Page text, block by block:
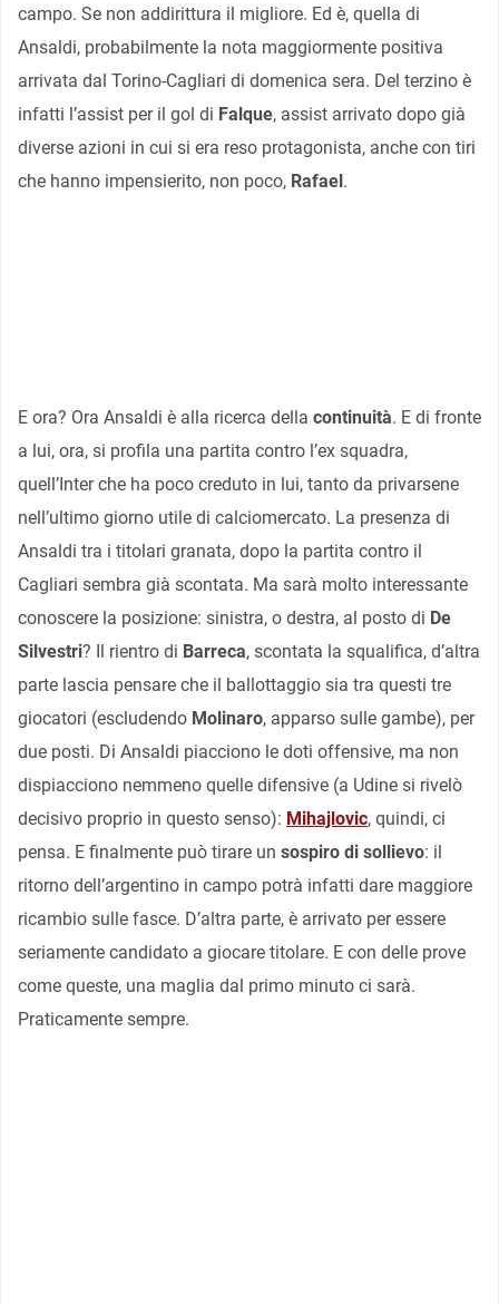
campo. Se non addirittura il migliore. Ed è, quella di
Ansaldi, probabilmente la nota maggiormente positiva
arrivata dal Torino-Cagliari di domenica sera. Del terzino è
infatti l’assist per il gol di Falque, assist arrivato dopo già
diverse azioni in cui si era reso protagonista, anche con tiri
che hanno impensierito, non poco, Rafael.
E ora? Ora Ansaldi è alla ricerca della continuità. E di fronte
a lui, ora, si profila una partita contro l’ex squadra,
quell’Inter che ha poco creduto in lui, tanto da privarsene
nell’ultimo giorno utile di calciomercato. La presenza di
Ansaldi tra i titolari granata, dopo la partita contro il
Cagliari sembra già scontata. Ma sarà molto interessante
conoscere la posizione: sinistra, o destra, al posto di De
Silvestri? Il rientro di Barreca, scontata la squalifica, d’altra
parte lascia pensare che il ballottaggio sia tra questi tre
giocatori (escludendo Molinaro, apparso sulle gambe), per
due posti. Di Ansaldi piacciono le doti offensive, ma non
dispiacciono nemmeno quelle difensive (a Udine si rivelò
decisivo proprio in questo senso): Mihajlovic, quindi, ci
pensa. E finalmente può tirare un sospiro di sollievo: il
ritorno dell’argentino in campo potrà infatti dare maggiore
ricambio sulle fasce. D’altra parte, è arrivato per essere
seriamente candidato a giocare titolare. E con delle prove
come queste, una maglia dal primo minuto ci sarà.
Praticamente sempre.